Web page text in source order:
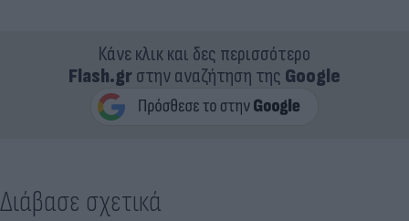
Κάνε κλικ και δες περισσότερο
Flash.grστην αναζήτηση της Google
Διάβασε σχετικά